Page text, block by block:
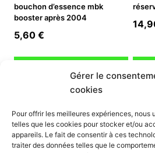
Gérer le
cookies
Pour offrir les meilleures expériences, nous
telles que les cookies pour stocker et/ou
appareils. Le fait de consentir à ces
traiter des données telles que le
bouchon d’essence mbk
booster après 2004
5,60 €
INFORMATION
Mon compte
Nous contacter